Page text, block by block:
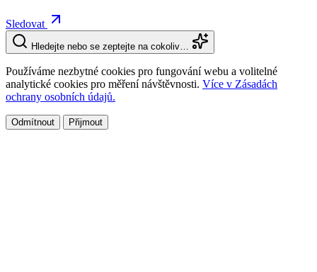
Sledovat
Hledejte nebo se zeptejte na cokoliv…
Používáme nezbytné cookies pro fungování webu a volitelné
analytické cookies pro měření návštěvnosti. Více v Zásadách
ochrany osobních údajů.
Odmítnout Přijmout